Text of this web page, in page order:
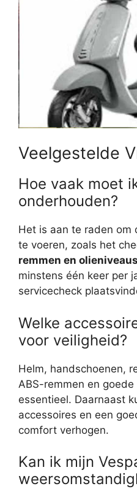
Veelgestelde
Hoe vaak moet
onderhouden?
Het is aan te raden om
te voeren, zoals het
remmen en olieniveaus
minstens één keer per
servicecheck
Welke
voor veiligheid?
Helm, handschoenen,
ABS-remmen en
essentieel. Daarnaast
accessoires en een
comfort verhogen.
Kan ik mijn